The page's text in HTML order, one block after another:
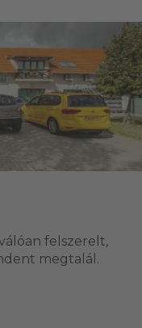
felszerelt,
megtalál.